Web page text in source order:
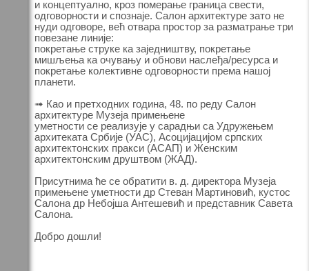
и концептуално, кроз померање граница свести,
одговорности и спознаје. Салон архитектуре зато не
нуди одговоре, већ отвара простор за разматрање три
повезане линије:
покретање струке ка заједништву, покретање
мишљења ка очувању и обнови наслеђа/ресурса и
покретање колективне одговорности према нашој
планети.
➟ Као и претходних година, 48. по реду Салон
архитектуре Музеја примењене
уметности се реализује у сарадњи са Удружењем
архитеката Србије (УАС), Асоцијацијом српских
архитектонских пракси (АСАП) и Женским
архитектонским друштвом (ЖАД).
Присутнима ће се обратити в. д. директора Музеја
примењене уметности др Стеван Мартиновић, кустос
Салона др Небојша Антешевић и представник Савета
Салона.
Добро дошли!